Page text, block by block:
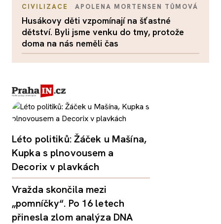
CIVILIZACE APOLENA MORTENSEN TŮMOVÁ
Husákovy děti vzpomínají na šťastné
dětství. Byli jsme venku do tmy, protože
doma na nás neměli čas
Léto politiků: Žáček u Mašína,
Kupka s plnovousem a
Decorix v plavkách
Vražda skončila mezi
„pomníčky“. Po 16 letech
přinesla zlom analýza DNA